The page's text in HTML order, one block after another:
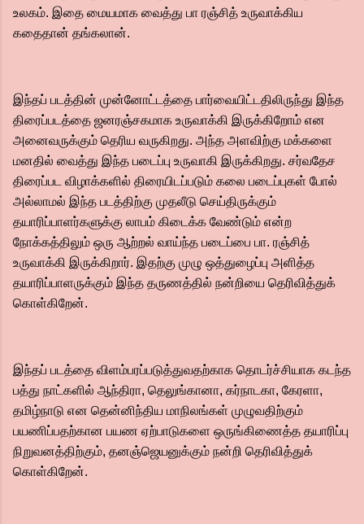
உலகம்.‌ இதை மையமாக வைத்து பா ரஞ்சித் உருவாக்கிய
கதைதான் தங்கலான்.
இந்தப் படத்தின் முன்னோட்டத்தை பார்வையிட்டதிலிருந்து இந்த
திரைப்படத்தை ஜனரஞ்சகமாக உருவாக்கி இருக்கிறோம் என
அனைவருக்கும் தெரிய வருகிறது. அந்த அளவிற்கு மக்களை
மனதில் வைத்து இந்த படைப்பு உருவாகி இருக்கிறது. சர்வதேச
திரைப்பட விழாக்களில் திரையிடப்படும் கலை படைப்புகள் போல்
அல்லாமல் இந்த படத்திற்கு முதலீடு செய்திருக்கும்
தயாரிப்பாளர்களுக்கு லாபம் கிடைக்க வேண்டும் என்ற
நோக்கத்திலும் ஒரு ஆற்றல் வாய்ந்த படைப்பை பா. ரஞ்சித்
உருவாக்கி இருக்கிறார்.‌ இதற்கு முழு ஒத்துழைப்பு அளித்த
தயாரிப்பாளருக்கும் இந்த தருணத்தில் நன்றியை தெரிவித்துக்
கொள்கிறேன்.
இந்தப் படத்தை விளம்பரப்படுத்துவதற்காக தொடர்ச்சியாக கடந்த
பத்து நாட்களில் ஆந்திரா, தெலுங்கானா, கர்நாடகா, கேரளா,
தமிழ்நாடு என தென்னிந்திய மாநிலங்கள் முழுவதிற்கும்
பயணிப்பதற்கான பயண ஏற்பாடுகளை ஒருங்கிணைத்த தயாரிப்பு
நிறுவனத்திற்கும், தனஞ்ஜெயனுக்கும் நன்றி தெரிவித்துக்
கொள்கிறேன்.